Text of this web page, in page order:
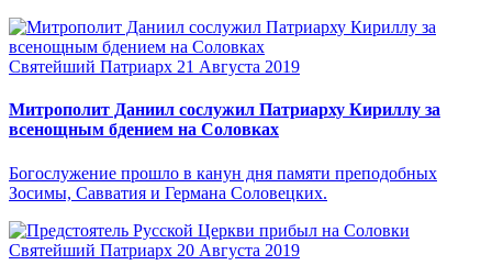
Святейший Патриарх 21 Августа 2019
Митрополит Даниил сослужил Патриарху Кириллу за
всенощным бдением на Соловках
Богослужение прошло в канун дня памяти преподобных
Зосимы, Савватия и Германа Соловецких.
Святейший Патриарх 20 Августа 2019